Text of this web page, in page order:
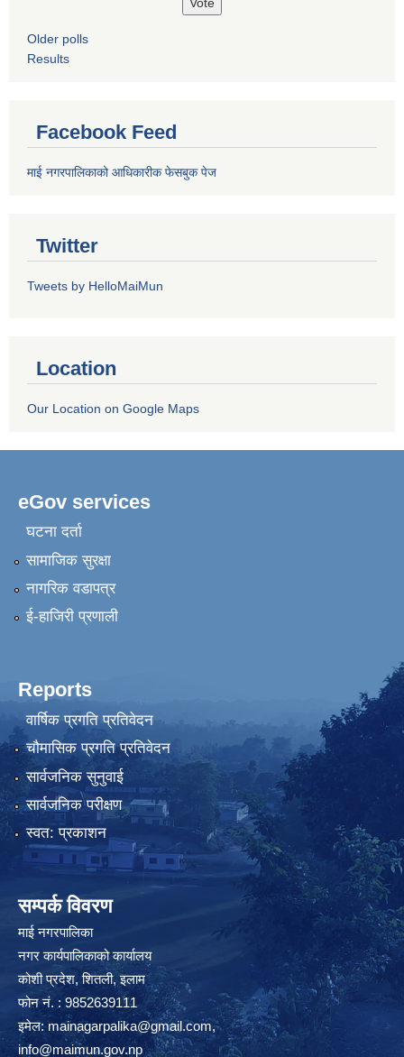
Older polls
Results
Facebook Feed
माई नगरपालिकाको आधिकारीक फेसबुक पेज
Twitter
Tweets by HelloMaiMun
Location
Our Location on Google Maps
eGov services
घटना दर्ता
सामाजिक सुरक्षा
नागरिक वडापत्र
ई-हाजिरी प्रणाली
Reports
वार्षिक प्रगति प्रतिवेदन
चौमासिक प्रगति प्रतिवेदन
सार्वजनिक सुनुवाई
सार्वजनिक परीक्षण
स्वत: प्रकाशन
सम्पर्क विवरण
माई नगरपालिका
नगर कार्यपालिकाको कार्यालय
कोशी प्रदेश, शितली, इलाम
फोन नं. : 9852639111
इमेल:mainagarpalika@gmail.com,
info@maimun.gov.np